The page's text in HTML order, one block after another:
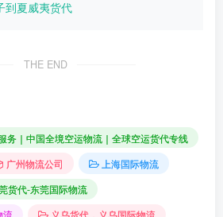
到夏威夷货代
THE END
务｜中国全境空运物流｜全球空运货代专线
广州物流公司
上海国际物流
货代-东莞国际物流